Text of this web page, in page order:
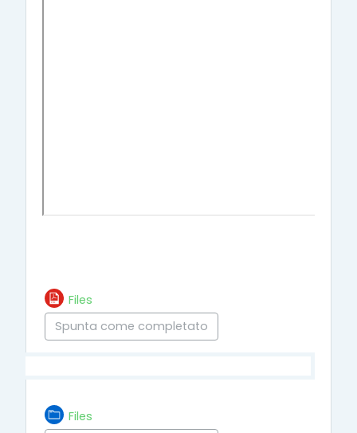
Files
Spunta come completato
FilesCartella